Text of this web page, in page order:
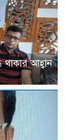
থাকার আহ্বান